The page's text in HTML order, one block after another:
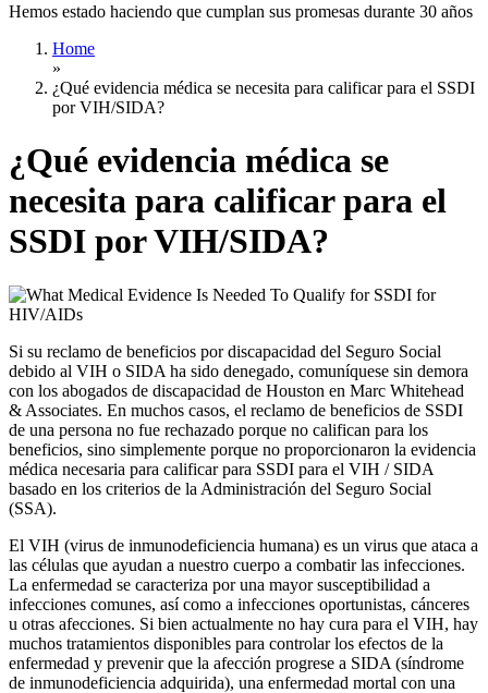
Hemos estado haciendo que cumplan sus promesas durante 30 años
Home
»
¿Qué evidencia médica se necesita para calificar para el SSDI
por VIH/SIDA?
¿Qué evidencia médica se
necesita para calificar para el
SSDI por VIH/SIDA?
Si su reclamo de beneficios por discapacidad del Seguro Social
debido al VIH o SIDA ha sido denegado, comuníquese sin demora
con los abogados de discapacidad de Houston en Marc Whitehead
& Associates. En muchos casos, el reclamo de beneficios de SSDI
de una persona no fue rechazado porque no califican para los
beneficios, sino simplemente porque no proporcionaron la evidencia
médica necesaria para calificar para SSDI para el VIH / SIDA
basado en los criterios de la Administración del Seguro Social
(SSA).
El VIH (virus de inmunodeficiencia humana) es un virus que ataca a
las células que ayudan a nuestro cuerpo a combatir las infecciones.
La enfermedad se caracteriza por una mayor susceptibilidad a
infecciones comunes, así como a infecciones oportunistas, cánceres
u otras afecciones. Si bien actualmente no hay cura para el VIH, hay
muchos tratamientos disponibles para controlar los efectos de la
enfermedad y prevenir que la afección progrese a SIDA (síndrome
de inmunodeficiencia adquirida), una enfermedad mortal con una